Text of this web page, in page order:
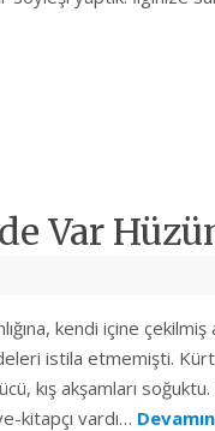
Var
kendi içine
istila etmemişti.
kış akşamları
kitapçı vardı…